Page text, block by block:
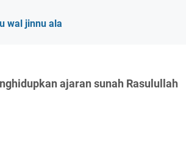
wal jinnu ala
ajaran sunah Rasulullah